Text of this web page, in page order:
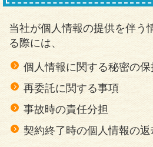
当社が個人情報の提供を伴う
る際には、
個人情報に関する秘密の保
再委託に関する事項
事故時の責任分担
契約終了時の個人情報の